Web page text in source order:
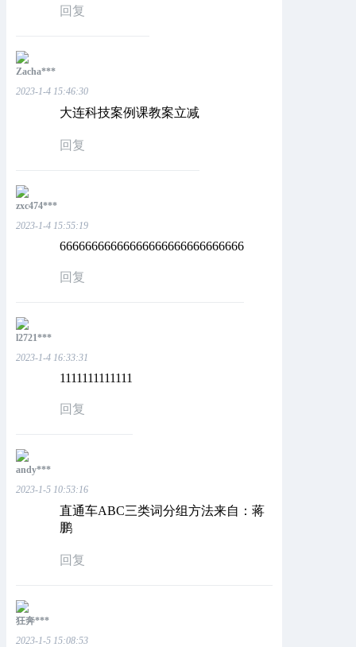
回复
Zacha***
2023-1-4 15:46:30
大连科技案例课教案立减
回复
zxc474***
2023-1-4 15:55:19
66666666666666666666666666666
回复
l2721***
2023-1-4 16:33:31
1111111111111
回复
andy***
2023-1-5 10:53:16
直通车ABC三类词分组方法来自：蒋
鹏
回复
狂奔***
2023-1-5 15:08:53